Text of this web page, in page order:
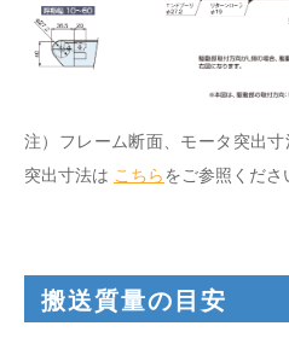
注）フレーム断面、モータ突出
突出寸法は こちらをご参照くださ
搬送質量の目安